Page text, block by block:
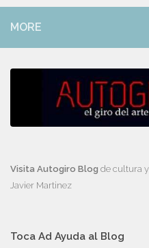
MORE
Visita Autogiro Blog de cultura
Javier Martinez
Toca Ad Ayuda al Blog